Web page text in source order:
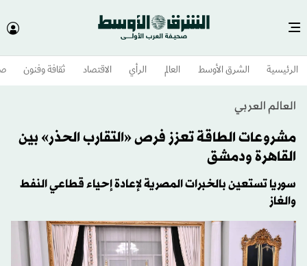
الرئيسية الشرق الأوسط​ العالم الرأي الاقتصاد ثقافة وفنون
العالم العربي
مشروعات الطاقة تعزز فرص «التقارب الحذر» بين
القاهرة ودمشق
سوريا تستعين بالخبرات المصرية لإعادة إحياء قطاعي النفط
والغاز